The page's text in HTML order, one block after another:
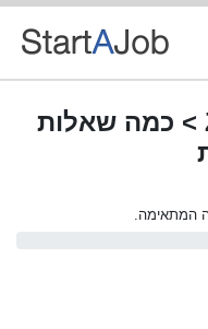
ניהול תרופות בZufim > כמה שאלות